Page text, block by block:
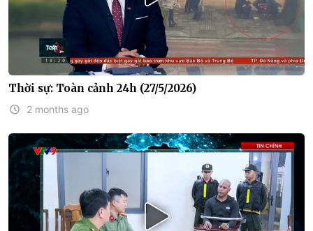
Thời sự: Toàn cảnh 24h (27/5/2026)
2 months ago